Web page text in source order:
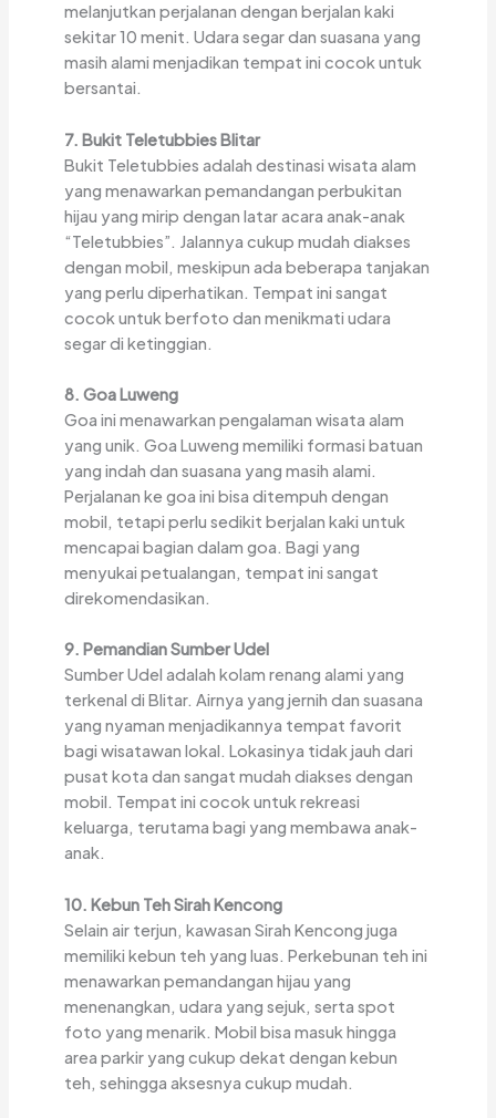
melanjutkan perjalanan dengan berjalan kaki
sekitar 10 menit. Udara segar dan suasana yang
masih alami menjadikan tempat ini cocok untuk
bersantai.
7. Bukit Teletubbies Blitar
Bukit Teletubbies adalah destinasi wisata alam
yang menawarkan pemandangan perbukitan
hijau yang mirip dengan latar acara anak-anak
“Teletubbies”. Jalannya cukup mudah diakses
dengan mobil, meskipun ada beberapa tanjakan
yang perlu diperhatikan. Tempat ini sangat
cocok untuk berfoto dan menikmati udara
segar di ketinggian.
8. Goa Luweng
Goa ini menawarkan pengalaman wisata alam
yang unik. Goa Luweng memiliki formasi batuan
yang indah dan suasana yang masih alami.
Perjalanan ke goa ini bisa ditempuh dengan
mobil, tetapi perlu sedikit berjalan kaki untuk
mencapai bagian dalam goa. Bagi yang
menyukai petualangan, tempat ini sangat
direkomendasikan.
9. Pemandian Sumber Udel
Sumber Udel adalah kolam renang alami yang
terkenal di Blitar. Airnya yang jernih dan suasana
yang nyaman menjadikannya tempat favorit
bagi wisatawan lokal. Lokasinya tidak jauh dari
pusat kota dan sangat mudah diakses dengan
mobil. Tempat ini cocok untuk rekreasi
keluarga, terutama bagi yang membawa anak-
anak.
10. Kebun Teh Sirah Kencong
Selain air terjun, kawasan Sirah Kencong juga
memiliki kebun teh yang luas. Perkebunan teh ini
menawarkan pemandangan hijau yang
menenangkan, udara yang sejuk, serta spot
foto yang menarik. Mobil bisa masuk hingga
area parkir yang cukup dekat dengan kebun
teh, sehingga aksesnya cukup mudah.